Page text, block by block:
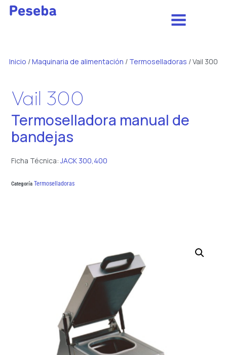
Inicio /Maquinaria de alimentación / Termoselladoras / Vail 300
Vail 300
Termoselladora manual de
bandejas
Ficha Técnica:JACK 300,400
Categoría Termoselladoras